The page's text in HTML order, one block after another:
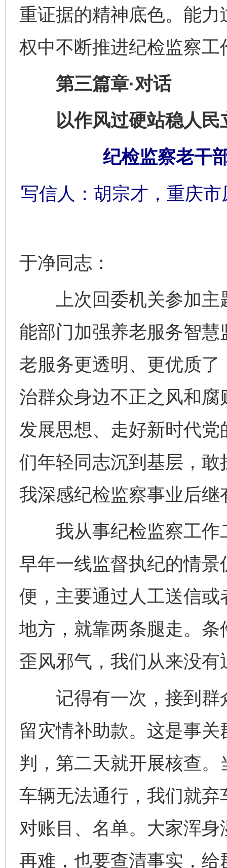
重证据的精神底色。能
权中不断推进纪检监察
第三篇章·对话
以作风过硬站稳人民
纪检监察老干
写信人：胡宗才，重庆
于净同志：
上次回委机关参加主
能部门加强养老服务智
老服务更透明、更优质
治群众身边不正之风和
发展思想、走好新时代
们年轻同志沉到基层，
我深感纪检监察事业后继
我从事纪检监察工作
早年一线监督执纪的情
便，主要通过人工送信
地方，就靠两条腿走。
歪风邪气，我们从来没有
记得有一次，接到群
留灾情补助款。这是事
判，第二天就开展核查
车辆无法通行，我们就
对账目、名单。大家浑
再难，也要查清事实，给